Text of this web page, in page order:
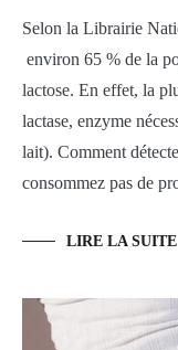
Selon la Librairie
environ 65 % de la
lactose. En effet, la
lactase, enzyme
lait). Comment
consommez pas de
LIRE LA SUITE